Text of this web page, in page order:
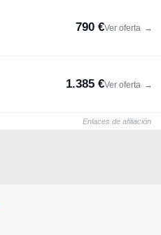
790 €Ver oferta →
1.385 €Ver oferta →
Enlaces de afiliación